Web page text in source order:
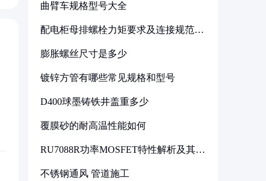
曲臂车规格型号大全
配电柜母排螺栓力矩要求及连接规范详
膨胀螺丝尺寸是多少
镀锌方管有哪些常见规格和型号
D400球墨铸铁井盖重多少
覆膜砂的耐高温性能如何
RU7088R功率MOSFET特性解析及其在
不锈钢通风 管道施工